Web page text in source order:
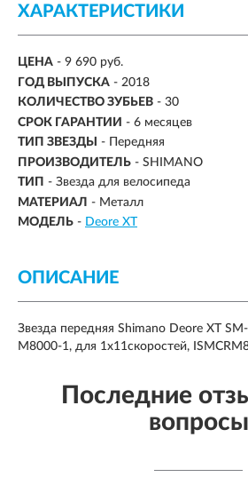
ХАРАКТЕРИСТИКИ
ЦЕНА - 9 690 руб.
ГОД ВЫПУСКА - 2018
КОЛИЧЕСТВО ЗУБЬЕВ - 30
СРОК ГАРАНТИИ - 6 месяцев
ТИП ЗВЕЗДЫ
-
Передняя
ПРОИЗВОДИТЕЛЬ - SHIMANO
ТИП - Звезда для велосипеда
МАТЕРИАЛ - Металл
МОДЕЛЬ - Deore XT
ОПИСАНИЕ
Звезда передняя Shimano Deore XT
M8000-1, для 1x11скоростей,
Последние
вопросы